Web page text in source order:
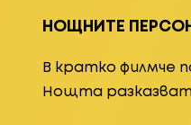
НОЩНИТЕ
В кратко филмче
Нощта